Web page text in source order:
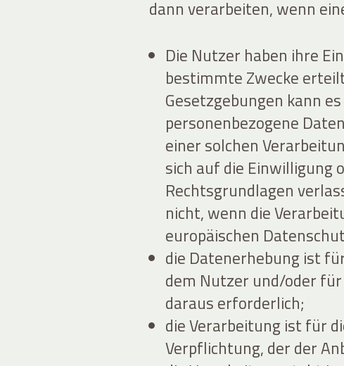
dann verarbeiten, wenn
Die Nutzer haben ihre
bestimmte Zwecke
Gesetzgebungen kann
personenbezogene
einer solchen
sich auf die Einwilligung
Rechtsgrundlagen
nicht, wenn die
europäischen
die Datenerhebung ist
dem Nutzer und/oder
daraus erforderlich;
die Verarbeitung ist für
Verpflichtung, der der